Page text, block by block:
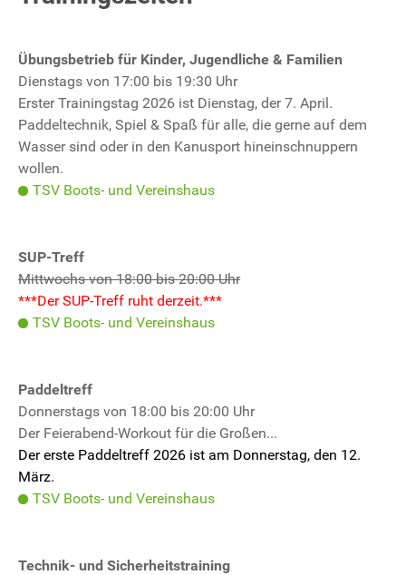
Übungsbetrieb für Kinder, Jugendliche & Familien
Dienstags von 17:00 bis 19:30 Uhr
Erster Trainingstag 2026 ist Dienstag, der 7. April.
Paddeltechnik, Spiel & Spaß für alle, die gerne auf dem
Wasser sind oder in den Kanusport hineinschnuppern
wollen.
TSV Boots- und Vereinshaus
SUP-Treff
Mittwochs von 18:00 bis 20:00 Uhr
***Der SUP-Treff ruht derzeit.***
TSV Boots- und Vereinshaus
Paddeltreff
Donnerstags von 18:00 bis 20:00 Uhr
Der Feierabend-Workout für die Großen...
Der erste Paddeltreff 2026 ist am Donnerstag, den 12.
März.
TSV Boots- und Vereinshaus
Technik- und Sicherheitstraining